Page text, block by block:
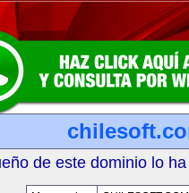
de este dominio lo